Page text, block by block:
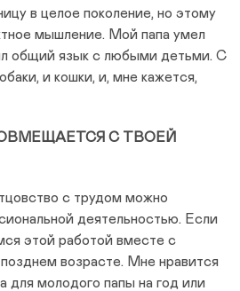
в целое поколение, но этому
мышление. Мой папа умел
общий язык с любыми детьми. С
и кошки, и, мне кажется,
С ТВОЕЙ
с трудом можно
деятельностью. Если
этой работой вместе с
возрасте. Мне нравится
для молодого папы на год или